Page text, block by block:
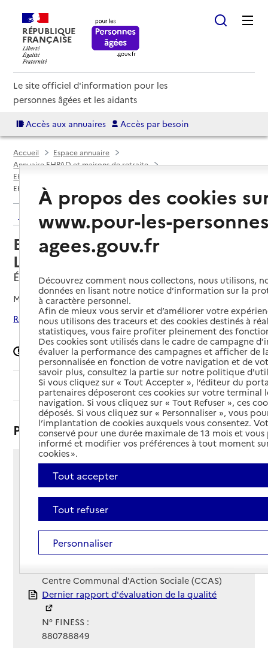
RÉPUBLIQUE
FRANÇAISE
Le site officiel d'information pour les
personnes âgées et les aidants
Accès aux annuaires Accès par besoin
Accueil
Espace annuaire
Annuaire EHPAD et maisons de retraite
EHPAD par département
EHPAD Résidence de Laufromont
Retour aux résultats de l'annuaire
EHPAD Résidence de
Laufromont
Épinal, VOSGES
Mis à jour le15/05/2026
Rechercher les établissements autour de Épinal
Signaler une erreur
Sommaire
Présentation
46 chemin du Pré Serpent
88000 - Épinal
Voir itinéraire
Téléphone :
Contact
Contact
Site Internet
Site internet
Centre Communal d'Action Sociale (CCAS)
Rapport HAS
Dernier rapport d'évaluation de la qualité
N° FINESS :
880788849
À propos des cookies
www.pour-les-
agees.gouv.fr
Découvrez comment nous collectons, nous utilisons,
données en lisant notre notice d’information sur la
à caractère personnel.
Afin de mieux vous servir et d’améliorer votre
nous utilisons des traceurs et des cookies destinés à
statistiques, vous faire profiter pleinement des
Des cookies sont utilisés dans le cadre de campagne
évaluer la performance des campagnes et afficher de
personnalisée en fonction de votre navigation et de
savoir plus, consultez la partie sur notre politique
Si vous cliquez sur « Tout Accepter », l’éditeur du
partenaires déposeront ces cookies sur votre terminal
navigation. Si vous cliquez sur « Tout Refuser », ces
déposés. Si vous cliquez sur « Personnaliser », vous
l’implantation de cookies auxquels vous consentez.
conservé pour une durée maximale de 13 mois et
informé et modifier vos préférences à tout moment
cookies ».
Tout accepter
Tout refuser
Personnaliser